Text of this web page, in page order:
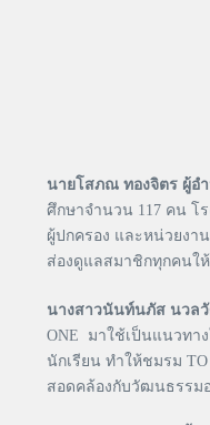
นายโสภณ ทองจิตร ผู้อ
ศึกษาจำนวน 117 คน โ
ผู้ปกครอง และหน่วยงา
ส่องดูแลสมาชิกทุกคนใ
นางสาวนันท์นภัส นวลวั
ONE มาใช้เป็นแนวทา
นักเรียน ทำให้ชมรม
สอดคล้องกับวัฒนธรรม